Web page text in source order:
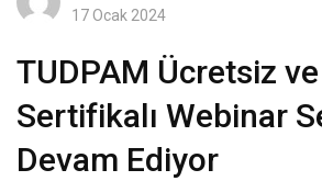
17 Ocak 2024
TUDPAM Ücretsiz
Sertifikalı Webinar
Devam Ediyor